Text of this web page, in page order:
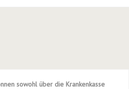
sowohl über die Krankenkasse